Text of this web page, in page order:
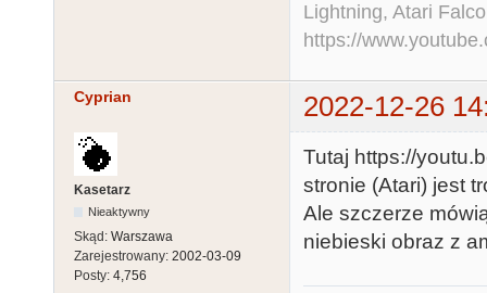
Lightning, Atari
https://
Cyprian 2022-12-26
Kasetarz
Nieaktywny
Skąd: Warszawa
Zarejestrowany: 2002-03-09
Posty: 4,756
Tutaj https://
stronie (Atari) jest
Ale szczerze
niebieski obraz z